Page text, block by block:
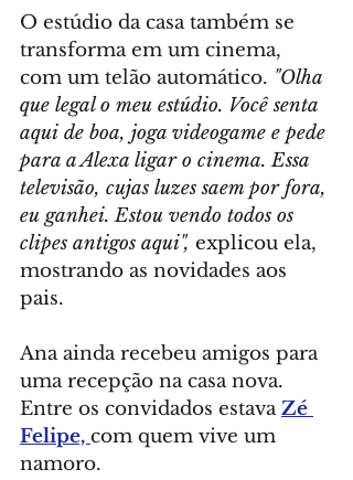
O estúdio da casa também se
transforma em um cinema,
com um telão automático. "Olha
que legal o meu estúdio. Você senta
aqui de boa, joga videogame e pede
para a Alexa ligar o cinema. Essa
televisão, cujas luzes saem por fora,
eu ganhei. Estou vendo todos os
clipes antigos aqui", explicou ela,
mostrando as novidades aos
pais.
Ana ainda recebeu amigos para
uma recepção na casa nova.
Entre os convidados estava Zé
Felipe, com quem vive um
namoro.